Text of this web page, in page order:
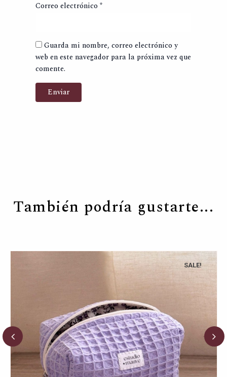
Correo electrónico*
Guarda mi nombre, correo electrónico y
web en este navegador para la próxima vez que
comente.
También podría gustarte...
SALE!